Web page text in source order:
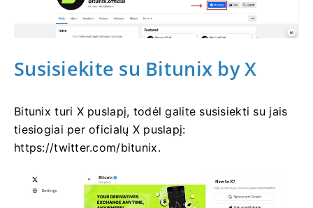
Susisiekite su Bitunix by X
Bitunix turi X puslapį, todėl galite susisiekti su jais
tiesiogiai per oficialų X puslapį:
https://twitter.com/bitunix.